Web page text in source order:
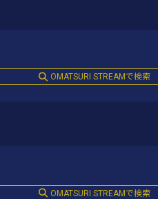
OMATSURI STREAMで検索
OMATSURI STREAMで検索